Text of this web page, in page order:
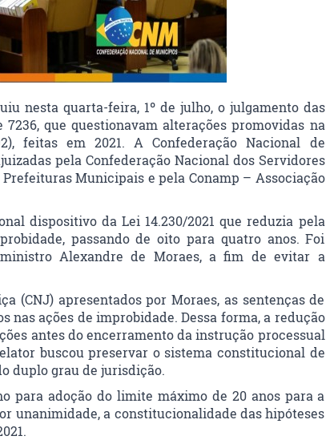
nesta quarta-feira, 1º de julho, o julgamento das
que questionavam alterações promovidas na
feitas em 2021. A Confederação Nacional de
pela Confederação Nacional dos Servidores
Municipais e pela Conamp – Associação
dispositivo da Lei 14.230/2021 que reduzia pela
passando de oito para quatro anos. Foi
Alexandre de Moraes, a fim de evitar a
(CNJ) apresentados por Moraes, as sentenças de
ações de improbidade. Dessa forma, a redução
antes do encerramento da instrução processual
buscou preservar o sistema constitucional de
duplo grau de jurisdição.
para adoção do limite máximo de 20 anos para a
unanimidade, a constitucionalidade das hipóteses